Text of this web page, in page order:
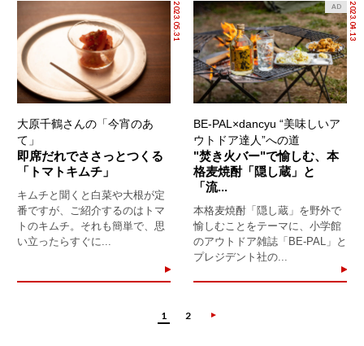
2023.05.31
大原千鶴さんの「今宵のあ
て」
即席だれでささっとつくる
「トマトキムチ」
キムチと聞くと白菜や大根が定
番ですが、ご紹介するのはトマ
トのキムチ。それも簡単で、思
い立ったらすぐに...
2023.04.13
AD
BE-PAL×dancyu “美味しいア
ウトドア達人”への道
"焚き火バー"で愉しむ、本
格麦焼酎「隠し蔵」と
「流...
本格麦焼酎「隠し蔵」を野外で
愉しむことをテーマに、小学館
のアウトドア雑誌「BE-PAL」と
プレジデント社の...
1 2